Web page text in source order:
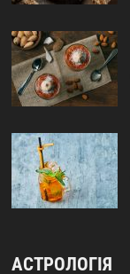
АСТРОЛОГІЯ